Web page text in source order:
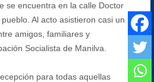
se encuentra en la calle Doctor
Al acto asistieron casi un
amigos, familiares y
Socialista de Manilva.
para todas aquellas